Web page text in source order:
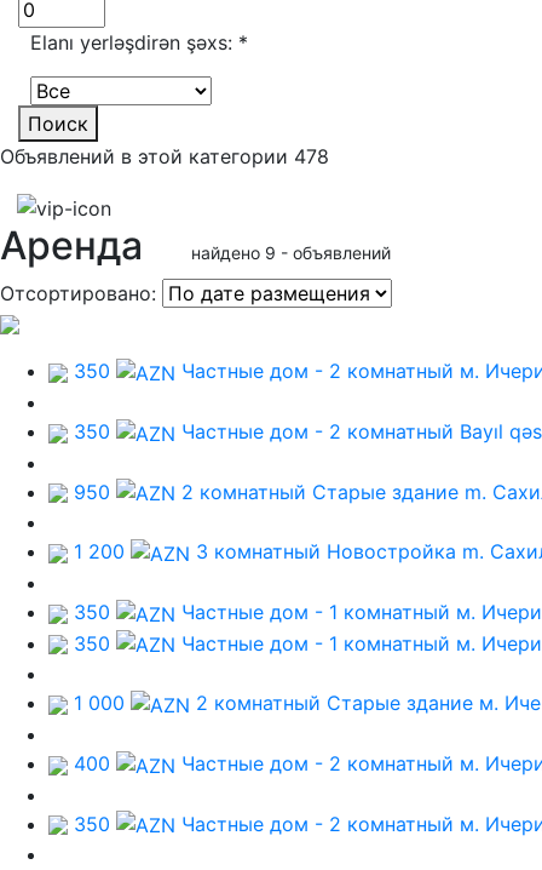
Elanı yerləşdirən şəxs: *
Поиск
Объявлений в этой категории 478
Аренда найдено 9 - объявлений
Отсортировано:
350 Частные дом - 2 комнатный м.
350 Частные дом - 2 комнатный Bayıl
950 2 комнатный Старые здание m.
1 200 3 комнатный Новостройка m.
350 Частные дом - 1 комнатный м.
350
Частные дом - 1 комнатный м.
1 000 2 комнатный Старые здание м.
400 Частные дом - 2 комнатный м.
350 Частные дом - 2 комнатный м.